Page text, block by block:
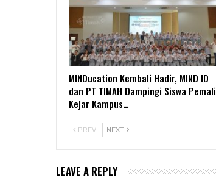
MINDucation Kembali Hadir, MIND ID
dan PT TIMAH Dampingi Siswa Pemali
Kejar Kampus…
PREV NEXT
LEAVE A REPLY